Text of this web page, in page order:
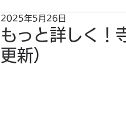
もっと詳しく！
更新）
2025年5月26日